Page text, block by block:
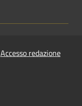
Accesso redazione